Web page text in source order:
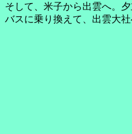
そして、米子から出雲へ。
バスに乗り換えて、出雲大社